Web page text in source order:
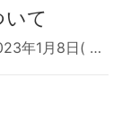
て
年1月8日( …